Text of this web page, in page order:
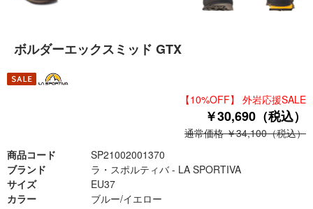
ボルダーエックスミッド GTX
【10%OFF】 外岩応援SALE
￥30,690（税込）
通常価格 ￥34,100（税込）
商品コード
SP21002001370
ブランド
ラ・スポルティバ - LA SPORTIVA
サイズ
EU37
カラー
ブルー/イエロー